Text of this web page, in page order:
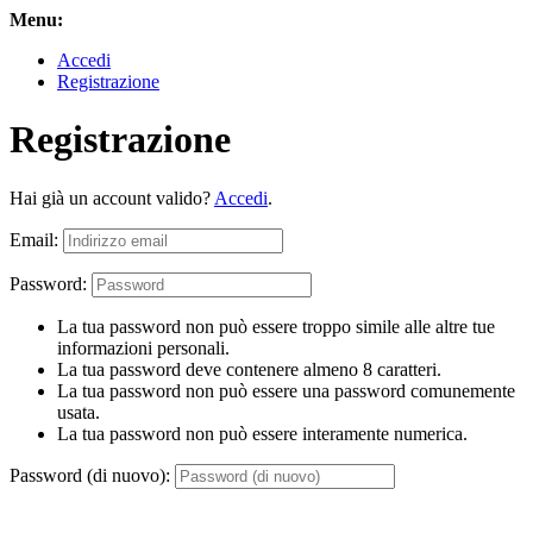
Menu:
Accedi
Registrazione
Registrazione
Hai già un account valido? Accedi.
Email:
Password:
La tua password non può essere troppo simile alle altre tue
informazioni personali.
La tua password deve contenere almeno 8 caratteri.
La tua password non può essere una password comunemente
usata.
La tua password non può essere interamente numerica.
Password (di nuovo):